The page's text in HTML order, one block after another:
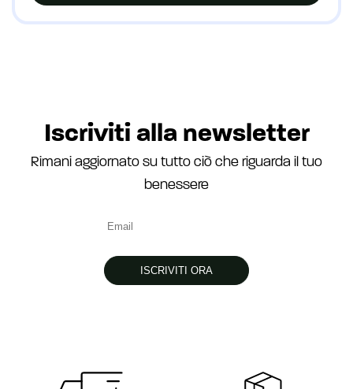
Iscriviti alla newsletter
Rimani aggiornato su tutto ciò che riguarda il tuo
benessere
ISCRIVITI ORA